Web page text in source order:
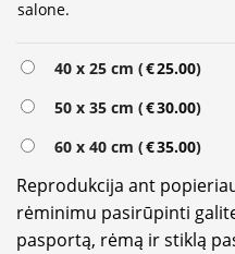
salone.
40 x 25 cm (€25.00)
50 x 35 cm (€30.00)
60 x 40 cm (€35.00)
Reprodukcija ant
rėminimu pasirūpinti
pasportą, rėmą ir stiklą
Alternative: